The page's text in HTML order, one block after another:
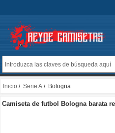
Inicio / Serie A / Bologna
Camiseta de futbol Bologna barata